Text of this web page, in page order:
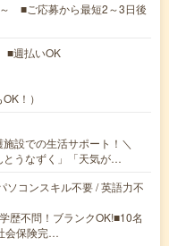
～ ■ご応募から最短2～3日後
■週払いOK
！）
設での生活サポート！＼
とうなずく」「天気が…
ソコンスキル不要 / 英語力不
歴不問！ブランクOK!■10名
会保険完…